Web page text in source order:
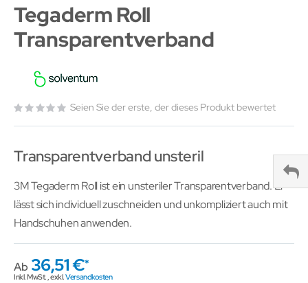
Tegaderm Roll
Transparentverband
Seien Sie der erste, der dieses Produkt bewertet
Transparentverband unsteril
3M Tegaderm Roll ist ein unsteriler Transparentverband. Er
lässt sich individuell zuschneiden und unkompliziert auch mit
Handschuhen anwenden.
Ab 36,51 €
Inkl. MwSt.,exkl.Versandkosten